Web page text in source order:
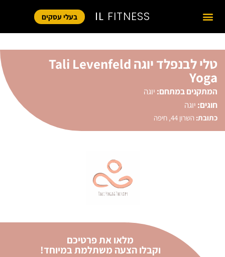
IL FITNESS בעלי עסקים
טלי לבנפלד יוגה Tali Levenfeld
Yoga
המתקנים במתחם: יוגה
חוגים: יוגה
כתובת: השרון 44, חיפה
מלאו את פרטיכם
וקבלו הצעה משתלמת במיוחד!